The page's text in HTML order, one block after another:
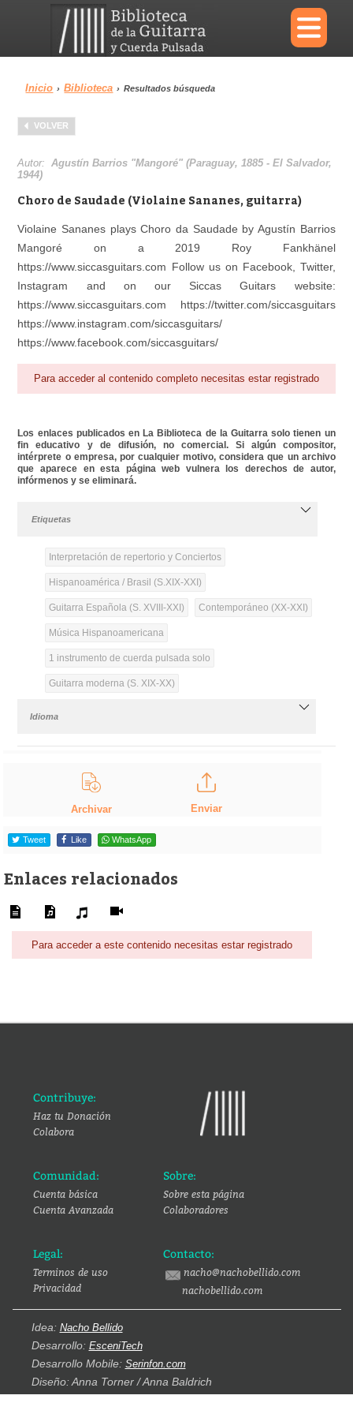
×
Menu
Biblioteca Diccionario
Área personal Reproductor
Inicio › Biblioteca › Resultados búsqueda
VOLVER
Autor:Agustín Barrios "Mangoré" (Paraguay, 1885 - El Salvador,
1944)
Choro de Saudade (Violaine Sananes, guitarra)
Violaine Sananes plays Choro da Saudade by Agustín Barrios
Mangoré on a 2019 Roy Fankhänel
https://www.siccasguitars.com Follow us on Facebook, Twitter,
Instagram and on our Siccas Guitars website:
https://www.siccasguitars.com https://twitter.com/siccasguitars
https://www.instagram.com/siccasguitars/
https://www.facebook.com/siccasguitars/
Para acceder al contenido completo necesitas estar registrado
Los enlaces publicados en La Biblioteca de la Guitarra solo tienen un
fin educativo y de difusión, no comercial. Si algún compositor,
intérprete o empresa, por cualquier motivo, considera que un archivo
que aparece en esta página web vulnera los derechos de autor,
infórmenos y se eliminará.
Etiquetas
Interpretación de repertorio y Conciertos
Hispanoamérica / Brasil (S.XIX-XXI)
Guitarra Española (S. XVIII-XXI) Contemporáneo (XX-XXI)
Música Hispanoamericana
1 instrumento de cuerda pulsada solo
Guitarra moderna (S. XIX-XX)
Idioma
Archivar Enviar
Tweet Like WhatsApp
Enlaces relacionados
Para acceder a este contenido necesitas estar registrado
Contribuye:
Haz tu Donación
Colabora
Comunidad:
Cuenta básica
Cuenta Avanzada
Sobre:
Sobre esta página
Colaboradores
Legal:
Terminos de uso
Privacidad
Contacto:
nacho@nachobellido.com
nachobellido.com
Idea: Nacho Bellido
Desarrollo: EsceniTech
Desarrollo Mobile: Serinfon.com
Diseño: Anna Torner / Anna Baldrich